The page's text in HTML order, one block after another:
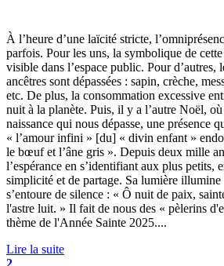
À l’heure d’une laïcité stricte,
parfois. Pour les uns, la symbolique de
visible dans l’espace public. Pour d’autres,
ancêtres sont dépassées : sapin, crèche,
etc. De plus, la consommation excessive
nuit à la planète. Puis, il y a l’autre Noël,
naissance qui nous dépasse, une présence
« l’amour infini » [du] « divin enfant »
le bœuf et l’âne gris ». Depuis deux mille
l’espérance en s’identifiant aux plus petits,
simplicité et de partage. Sa lumière
s’entoure de silence : « Ô nuit de paix,
l'astre luit. » Il fait de nous des « pèlerins
thème de l'Année Sainte 2025....
Lire la suite
2